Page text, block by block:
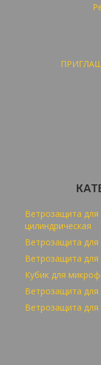
Ветрозащита
цилиндрическая
Ветрозащита
Ветрозащита
Кубик для
Ветрозащита для
Ветрозащита